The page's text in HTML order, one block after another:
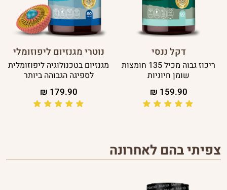
דקל ננסי
ריכוז גבוה מכיל 135 חומצות
שומן חיוניות
159.90
₪
נוטרי מגנזיום ליפוזומלי
מגנזיום בטכנולוגיה ליפוזומלית
לספיגה הגבוהה ביותר
179.90
₪
צפיתי בהם לאחרונה